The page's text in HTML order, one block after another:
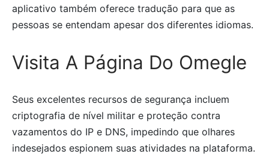
aplicativo também oferece tradução para que as
pessoas se entendam apesar dos diferentes idiomas.
Visita A Página Do Omegle
Seus excelentes recursos de segurança incluem
criptografia de nível militar e proteção contra
vazamentos do IP e DNS, impedindo que olhares
indesejados espionem suas atividades na plataforma.